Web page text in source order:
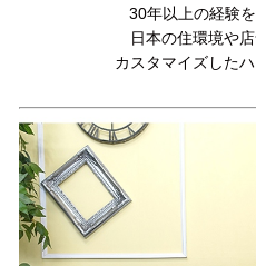
30年以上の経験
日本の住環境や
カスタマイズした